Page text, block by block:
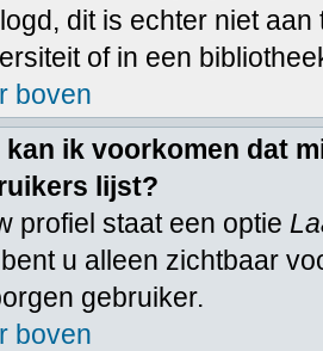
dit is echter niet
of in een
boven
kan ik voorkomen dat
lijst?
profiel staat een optie
u alleen zichtbaar
gebruiker.
boven